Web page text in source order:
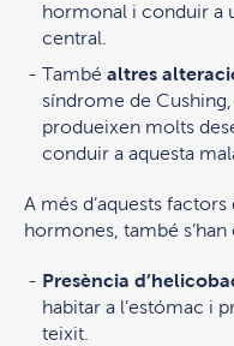
hormonal i conduir a
central.
També altres
síndrome de
produeixen molts
conduir a aquesta
A més d’aquests
hormones, també
Presència
habitar a l’estómac i
teixit.